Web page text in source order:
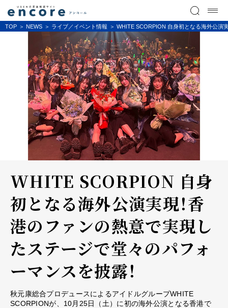
TOP NEWS ライブ／イベント情報 WHITE SCORPION 自身初となる海外公演
WHITE SCORPION 自身
初となる海外公演実現！香
港のファンの熱意で実現し
たステージで堂々のパフォ
ーマンスを披露！
秋元康総合プロデュースによるアイドルグループWHITE
SCORPIONが、10月25日（土）に初の海外公演となる香港で